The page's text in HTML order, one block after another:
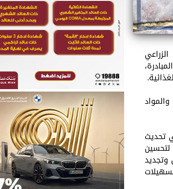
تحديث
وتجديد